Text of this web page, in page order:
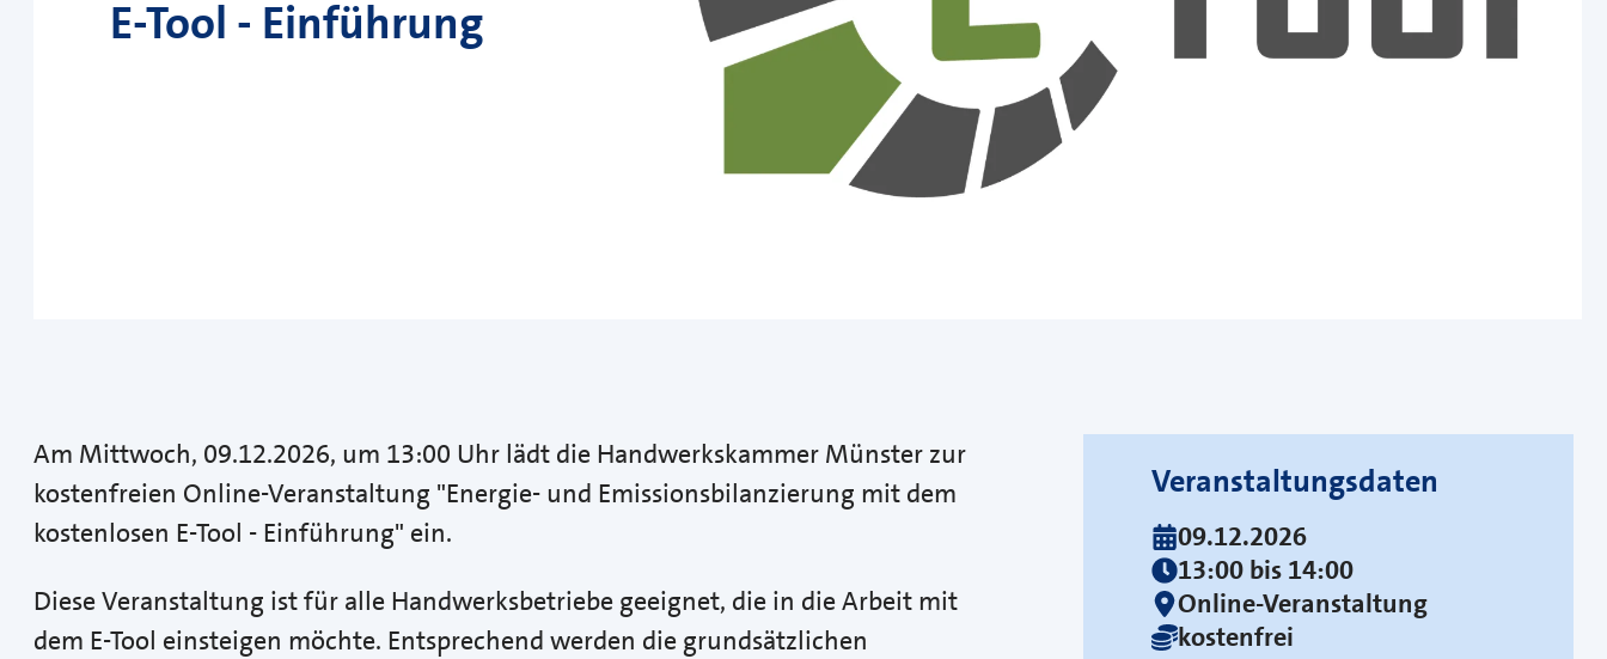
E-Tool - Einführung
Am Mittwoch, 09.12.2026, um 13:00 Uhr lädt die Handwerkskammer Münster zur
kostenfreien Online-Veranstaltung "Energie- und Emissionsbilanzierung mit dem
kostenlosen E-Tool - Einführung" ein.
Diese Veranstaltung ist für alle Handwerksbetriebe geeignet, die in die Arbeit mit
dem E-Tool einsteigen möchte. Entsprechend werden die grundsätzlichen
Veranstaltungsdaten
09.12.2026
13:00 bis 14:00
Online-Veranstaltung
kostenfrei